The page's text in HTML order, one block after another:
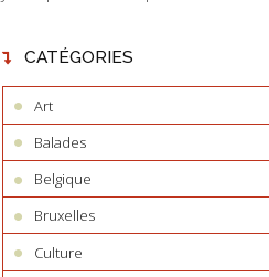
CATÉGORIES
Art
Balades
Belgique
Bruxelles
Culture